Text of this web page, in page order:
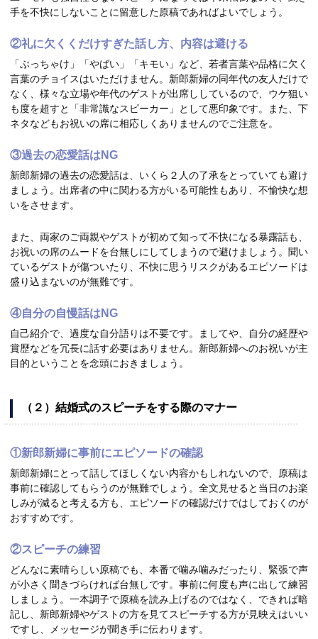
手を不快にしないことに留意した原稿であればよいでしょう。
②礼に欠くくだけすぎた話し方、内容は避ける
「ぶっちゃけ」「やばい」「キモい」など、若者言葉や品格に欠く
言葉のチョイスはいただけません。新郎新婦の同年代の友人だけで
なく、様々な立場や年代のゲストが出席ししているので、ウケ狙い
も度を超すと「非常識なスピーカー」として悪印象です。また、下
ネタなどもお祝いの席に相応しくありませんのでご注意を。
③過去の恋愛話はNG
新郎新婦の過去の恋愛話は、いくら２人の了承をとっていても避け
ましょう。出席者の中に関わる方がいる可能性もあり、不愉快な想
いをさせます。
また、両家のご両親やゲストが初めて知って不快になる暴露話も、
お祝いの席のムードを台無しにしてしまうので避けましょう。聞い
ているゲストが傷ついたり、不快に思うリスクがあるエピソードは
盛り込まないのが無難です。
④自分の自慢話はNG
自己紹介で、過度な自分語りは不要です。ましてや、自分の経歴や
賞歴などを冗長に話す必要はありません。新郎新婦へのお祝いが主
目的ということを念頭におきましょう。
（２）結婚式のスピーチをする際のマナー
①新郎新婦に事前にエピソードの確認
新郎新婦にとって話してほしくない内容かもしれないので、原稿は
事前に確認してもらうのが無難でしょう。全文見せると当日のお楽
しみが減ると考える方も、エピソードの確認だけではしておくのが
おすすめです。
②スピーチの練習
どんなに素晴らしい原稿でも、本番で噛み噛みだったり、緊張で声
が小さく聞きづらければ台無しです。事前に何度も声に出して練習
しましょう。一本調子で原稿を読み上げるのではなく、できれば暗
記し、新郎新婦やゲストの方を見てスピーチする方が見映えはいい
ですし、メッセージが聞き手に伝わります。